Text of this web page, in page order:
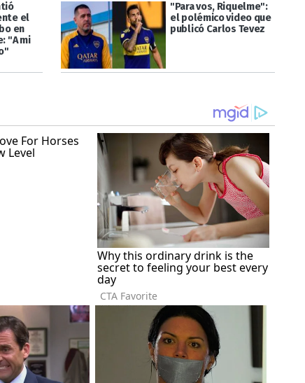
el
en
"A mi
"Para vos, Riquelme":
el polémico video que
publicó Carlos Tevez